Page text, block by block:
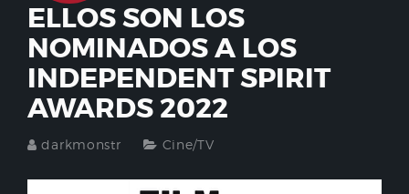
ELLOS SON LOS
NOMINADOS A LOS
INDEPENDENT SPIRIT
AWARDS 2022
darkmonstr Cine/TV